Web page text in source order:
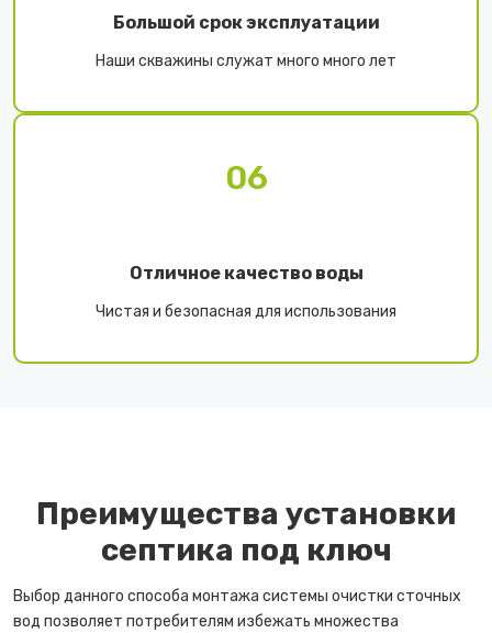
Большой срок эксплуатации
Наши скважины служат много много лет
06
Отличное качество воды
Чистая и безопасная для использования
Преимущества установки
септика под ключ
Выбор данного способа монтажа системы очистки сточных
вод позволяет потребителям избежать множества